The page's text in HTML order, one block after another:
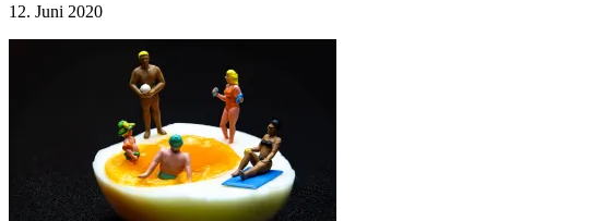
12. Juni 2020